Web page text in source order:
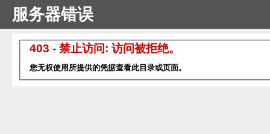
服务器错误
403 - 禁止访问: 访问被拒绝。
您无权使用所提供的凭据查看此目录或页面。